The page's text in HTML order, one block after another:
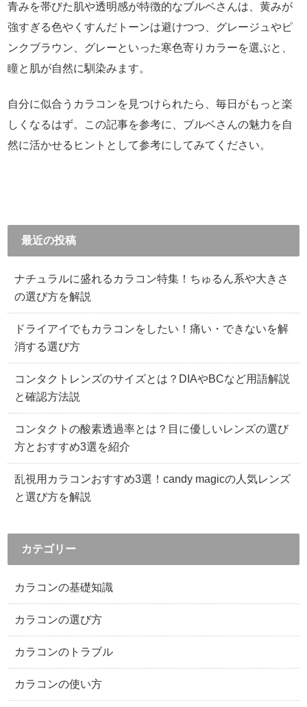
青みを帯びた肌や透明感が特徴的なブルベさんは、黄みが
強すぎる色やくすんだトーンは避けつつ、グレージュやピ
ンクブラウン、グレーといった寒色寄りカラーを選ぶと、
瞳と肌が自然に馴染みます。
自分に似合うカラコンを見つけられたら、毎日がもっと楽
しくなるはず。この記事を参考に、ブルベさんの魅力を自
然に活かせるヒントとして参考にしてみてください。
最近の投稿
ナチュラルに盛れるカラコン特集！ちゅるん系や大きさ
の選び方を解説
ドライアイでもカラコンをしたい！痛い・できないを解
消する選び方
コンタクトレンズのサイズとは？DIAやBCなど用語解説
と確認方法説
コンタクトの酸素透過率とは？目に優しいレンズの選び
方とおすすめ3選を紹介
乱視用カラコンおすすめ3選！candy magicの人気レンズ
と選び方を解説
カテゴリー
カラコンの基礎知識
カラコンの選び方
カラコンのトラブル
カラコンの使い方